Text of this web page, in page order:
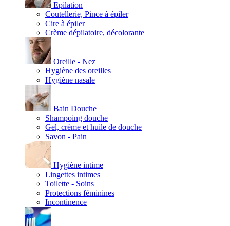
Epilation
Coutellerie, Pince à épiler
Cire à épiler
Crème dépilatoire, décolorante
Oreille - Nez
Hygiène des oreilles
Hygiène nasale
Bain Douche
Shampoing douche
Gel, crème et huile de douche
Savon - Pain
Hygiène intime
Lingettes intimes
Toilette - Soins
Protections féminines
Incontinence